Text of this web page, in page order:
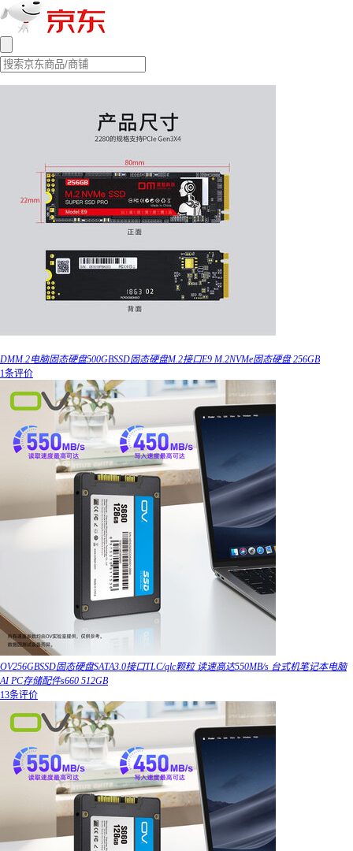
DMM.2电脑固态硬盘500GBSSD固态硬盘M.2接口E9 M.2NVMe固态硬盘 256GB
1条评价
OV256GBSSD固态硬盘SATA3.0接口TLC/qlc颗粒 读速高达550MB/s 台式机笔记本电脑
AI PC存储配件s660 512GB
13条评价